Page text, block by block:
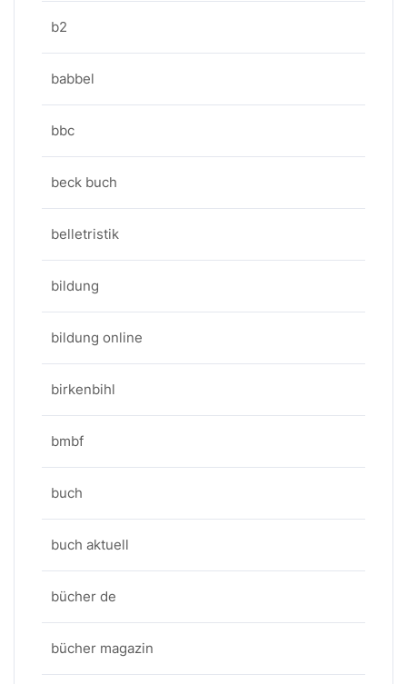
b2
babbel
bbc
beck buch
belletristik
bildung
bildung online
birkenbihl
bmbf
buch
buch aktuell
bücher de
bücher magazin